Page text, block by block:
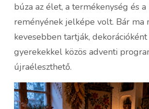
búza az élet, a termékenység és
reményének jelképe volt. Bár ma
kevesebben tartják,
gyerekekkel közös adventi
újraéleszthető.